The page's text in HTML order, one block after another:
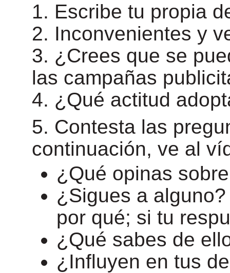
1. Escribe tu propia
2. Inconvenientes y
3. ¿Crees que se
las campañas
4. ¿Qué actitud
5. Contesta las
continuación, ve al
¿Qué opinas
¿Sigues a
por qué; si tu
¿Qué sabes de
¿Influyen en tus